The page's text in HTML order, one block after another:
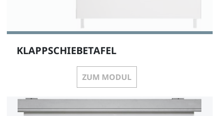
KLAPPSCHIEBETAFEL
ZUM MODUL